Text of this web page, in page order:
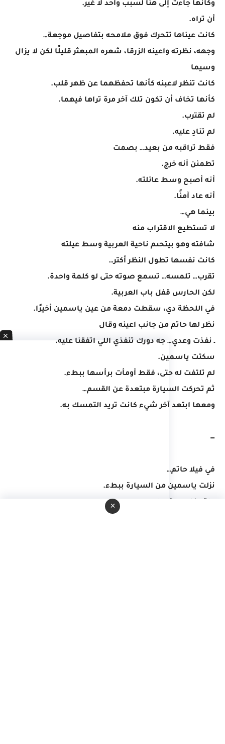
وكأنها جاءت إلى هنا لسبب واحد لا غير.
أن تراه.
كانت عيناها تتحرك فوق ملامحه بتفاصيل موجعة…
وجهه، نظرته واعينه الزرقا، شعره المبعثر قليلًا لكن لا يزال
وسيما
كانت تنظر لاعبنه كأنها تحفظهما عن ظهر قلب.
كأنها تخاف أن تكون تلك آخر مرة تراها فيهما.
لم تقترب.
لم تنادِ عليه.
فقط تراقبه من بعيد… بصمت
تطمئن أنه خرج.
أنه أصبح وسط عائلته.
أنه عاد آمنًا.
بينما هي…
لا تستطيع الاقتراب منه
شافته وهو بيتحىم ناحية العربية وسط عيلته
كانت نفسها تطول النظر أكتر…
تقرب… تلمسه… تسمع صوته حتى لو كلمة واحدة.
لكن الحارس قفل باب العربية.
في اللحظة دي، سقطت دمعة من عين ياسمين أخيرًا.
نظر لها حاتم من جانب اعينه وقال
ـ نفذت وعدي… جه دورك تنفذي اللي اتفقنا عليه.
سكتت ياسمين.
لم تلتفت له حتى، فقط أومأت برأسها ببطء.
ثم تحركت السيارة مبتعدة عن القسم…
ومعها ابتعد آخر شيء كانت تريد التمسك به.
—
في فيلا حاتم…
نزلت ياسمين من السيارة ببطء.
×